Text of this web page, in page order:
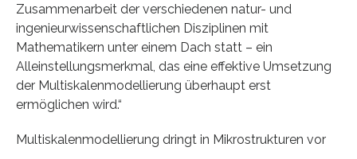
Zusammenarbeit der verschiedenen natur- und
ingenieurwissenschaftlichen Disziplinen mit
Mathematikern unter einem Dach statt – ein
Alleinstellungsmerkmal, das eine effektive Umsetzung
der Multiskalenmodellierung überhaupt erst
ermöglichen wird.“
Multiskalenmodellierung dringt in Mikrostrukturen vor